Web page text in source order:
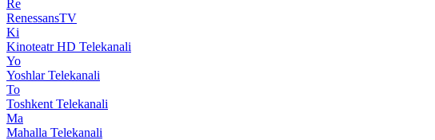
Re
RenessansTV
Ki
Kinoteatr HD Telekanali
Yo
Yoshlar Telekanali
To
Toshkent Telekanali
Ma
Mahalla Telekanali